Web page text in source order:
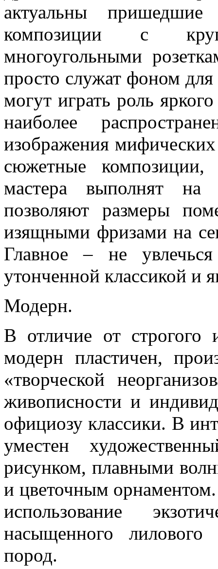
актуальны
композиции с
многоугольными
просто служат фоном
могут играть роль
наиболее
изображения
сюжетные композиции,
мастера выполнят
позволяют размеры
изящными фризами на
Главное – не
утонченной классикой и
Модерн.
В отличие от строгого
модерн пластичен,
«творческой
живописности и
официозу классики. В
уместен
рисунком, плавными
и цветочным орнаментом.
использование
насыщенного
пород.